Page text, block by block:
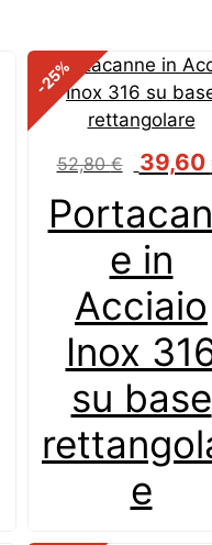
-25
%
e in
Acciaio
Inox
su base
e
52,80€
Il
originale
era:
52,80 €.
39,60